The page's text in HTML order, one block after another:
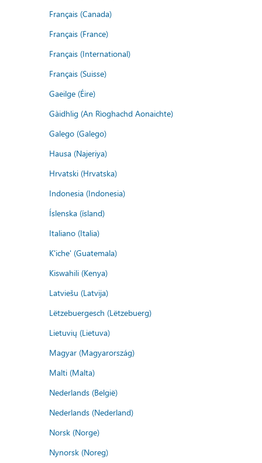
Français (Canada)
Français (France)
Français (International)
Français (Suisse)
Gaeilge (Éire)
Gàidhlig (An Rìoghachd Aonaichte)
Galego (Galego)
Hausa (Najeriya)
Hrvatski (Hrvatska)
Indonesia (Indonesia)
Íslenska (ísland)
Italiano (Italia)
K'iche' (Guatemala)
Kiswahili (Kenya)
Latviešu (Latvija)
Lëtzebuergesch (Lëtzebuerg)
Lietuvių (Lietuva)
Magyar (Magyarország)
Malti (Malta)
Nederlands (België)
Nederlands (Nederland)
Norsk (Norge)
Nynorsk (Noreg)